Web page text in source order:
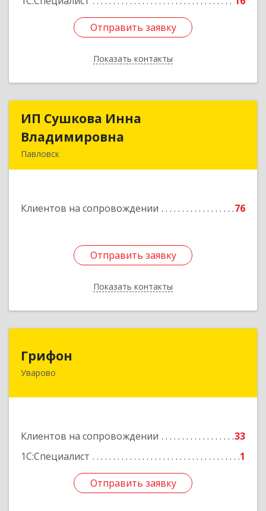
Отправить заявку
Показать контакты
Отправить заявку
Назад
ИП Сушкова Инна
Владимировна
Павловск
Клиентов на сопровождении 76
Отправить заявку
Показать контакты
ИП Сушкова Инна
Подробнее
Отправить заявку
Назад
Грифон
Уварово
Клиентов на сопровождении
33
1С:Специалист
1
Отправить заявку
393461, Тамбовская обл, Уварово г, Южная ул,
Отправить заявку